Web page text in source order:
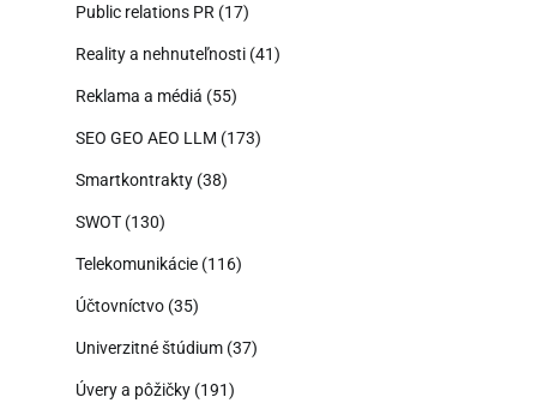
Public relations PR (17)
Reality a nehnuteľnosti (41)
Reklama a médiá (55)
SEO GEO AEO LLM (173)
Smartkontrakty (38)
SWOT (130)
Telekomunikácie (116)
Účtovníctvo (35)
Univerzitné štúdium (37)
Úvery a pôžičky (191)